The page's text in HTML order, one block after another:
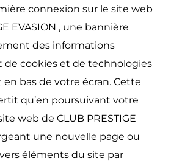
connexion sur le site web
EVASION , une bannière
des informations
de cookies et de technologies
en bas de votre écran. Cette
qu’en poursuivant votre
web de CLUB PRESTIGE
une nouvelle page ou
éléments du site par